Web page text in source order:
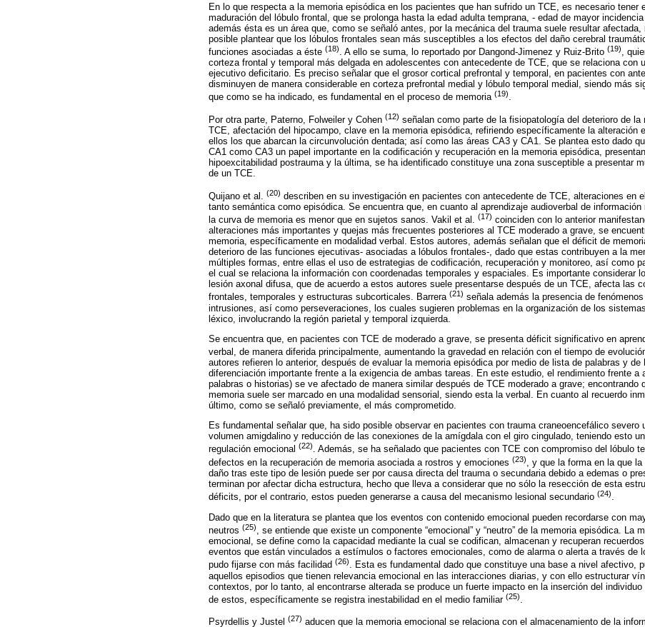
En lo que respecta a la memoria episódica en los pacientes que han sufrido un TCE, es necesario tener
maduración del lóbulo frontal, que se prolonga hasta la edad adulta temprana, - edad de mayor
además ésta es un área que, como se señaló antes, por la mecánica del trauma suele resultar afectada,
posible plantear que los lóbulos frontales sean más susceptibles a los efectos del daño cerebral
funciones asociadas a éste (18). A ello se suma, lo reportado por Dangond-Jimenez y Ruiz-Brito (19),
corteza frontal y temporal más delgada en adolescentes con antecedente de TCE, que se relaciona con
ejecutivo deficitario. Es preciso señalar que el grosor cortical prefrontal y temporal, en pacientes con
disminuyen de manera considerable en corteza prefrontal medial y lóbulo temporal medial, siendo más
que como se ha indicado, es fundamental en el proceso de memoria (19).
Por otra parte, Paterno, Folweiler y Cohen (12) señalan como parte de la fisiopatología del deterioro de la
TCE, afectación del hipocampo, clave en la memoria episódica, refiriendo específicamente la alteración
ellos los que abarcan la circunvolución dentada; así como las áreas CA3 y CA1. Se plantea esto dado
CA1 como CA3 un papel importante en la codificación y recuperación en la memoria episódica,
hipoexcitabilidad postrauma y la última, se ha identificado constituye una zona susceptible a presentar
de un TCE.
Quijano et al. (20) describen en su investigación en pacientes con antecedente de TCE, alteraciones en
tanto semántica como episódica. Se encuentra que, en cuanto al aprendizaje audioverbal de
la curva de memoria es menor que en sujetos sanos. Vakil et al. (17) coinciden con lo anterior
alteraciones más importantes y quejas más frecuentes posteriores al TCE moderado a grave, se
memoria, específicamente en modalidad verbal. Estos autores, además señalan que el déficit de
deterioro de las funciones ejecutivas- asociadas a lóbulos frontales-, dado que estas contribuyen a la
múltiples formas, entre ellas el uso de estrategias de codificación, recuperación y monitoreo, así como
el cual se relaciona la información con coordenadas temporales y espaciales. Es importante considerar
lesión axonal difusa, que de acuerdo a estos autores suele presentarse después de un TCE, afecta las
frontales, temporales y estructuras subcorticales. Barrera (21) señala además la presencia de
intrusiones, así como perseveraciones, los cuales sugieren problemas en la organización de los
léxico, involucrando la región parietal y temporal izquierda.
Se encuentra que, en pacientes con TCE de moderado a grave, se presenta déficit significativo en
verbal, de manera diferida principalmente, aumentando la gravedad en relación con el tiempo de
autores refieren lo anterior, después de evaluar la memoria episódica por medio de lista de palabras y
diferenciación importante frente a la exigencia de ambas tareas. En este estudio, el rendimiento frente a
palabras o historias) se ve afectado de manera similar después de TCE moderado a grave; encontrando
memoria suele ser marcado en una modalidad sensorial, siendo esta la verbal. En cuanto al recuerdo
último, como se señaló previamente, el más comprometido.
Es fundamental señalar que, ha sido posible observar en pacientes con trauma craneoencefálico severo
volumen amigdalino y reducción de las conexiones de la amígdala con el giro cingulado, teniendo esto
regulación emocional (22). Además, se ha señalado que pacientes con TCE con compromiso del lóbulo
defectos en la recuperación de memoria asociada a rostros y emociones (23), y que la forma en la que
daño tras este tipo de lesión puede ser por causa directa del trauma o secundaria debido a edemas o
terminan por afectar dicha estructura, hecho que lleva a considerar que no sólo la resección de esta
déficits, por el contrario, estos pueden generarse a causa del mecanismo lesional secundario (24).
Dado que en la literatura se plantea que los eventos con contenido emocional pueden recordarse con
neutros (25), se entiende que existe un componente “emocional” y “neutro” de la memoria episódica. La
emocional, se define como la capacidad mediante la cual se codifican, almacenan y recuperan
eventos que están vinculados a estímulos o factores emocionales, como de alarma o alerta a través de
pudo fijarse con más facilidad (26). Esta es fundamental dado que constituye una base a nivel afectivo,
aquellos episodios que tienen relevancia emocional en las interacciones diarias, y con ello estructurar
contextos, por lo tanto, al encontrarse alterada se produce un fuerte impacto en la inserción del
de estos, específicamente se registra inestabilidad en el medio familiar (25)
Psyrdellis y Justel (27) aducen que la memoria emocional se relaciona con el almacenamiento de la